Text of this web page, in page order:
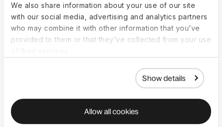
We also share information about your use of our site
with our social media, advertising and analytics partners
who may combine it with other information that you’ve
provided to them or that they’ve collected from your use
Show details
Allow all cookies